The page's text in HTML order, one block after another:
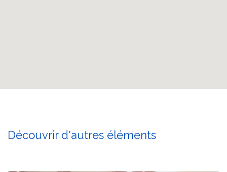
Découvrir d'autres éléments